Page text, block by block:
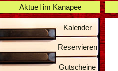
Aktuell im Kanapee
Kalender
Reservieren
Gutscheine